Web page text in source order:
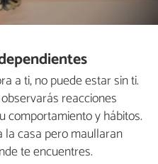
a ti, no puede estar sin ti.
reacciones
comportamiento y hábitos.
la casa pero maullaran
te encuentres.